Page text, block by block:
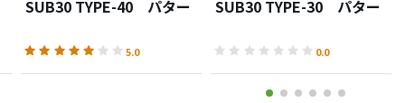
SUB30 TYPE-40 パター
5.0
SUB30 TYPE-30 パター
0.0